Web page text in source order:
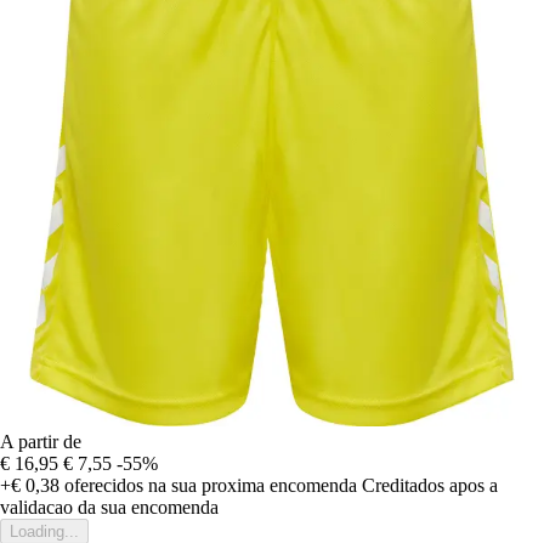
A partir de
€ 16,95 € 7,55 -55%
+€ 0,38 oferecidos na sua proxima encomenda Creditados apos a
validacao da sua encomenda
Loading...